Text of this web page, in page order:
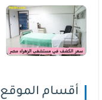
أقسام الموقع